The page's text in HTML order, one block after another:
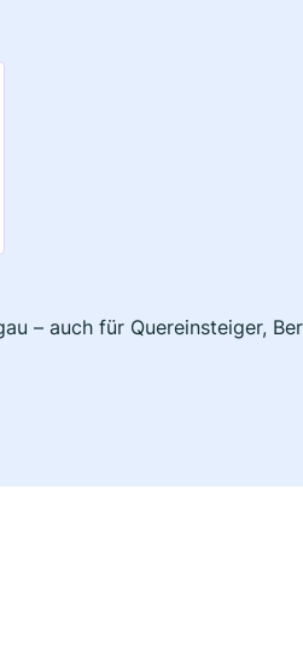
– auch für Quereinsteiger,